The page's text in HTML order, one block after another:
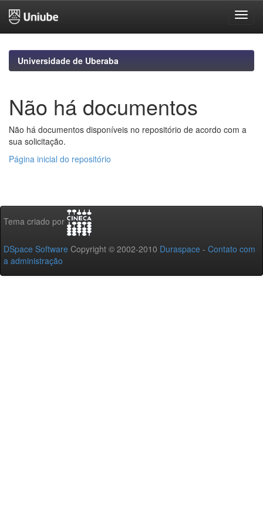
navigationUniversidade de Uberaba
Não há documentos
Não há documentos disponíveis no repositório de acordo com a
sua solicitação.
Página inicial do repositório
Tema criado por
DSpace Software Copyright © 2002-2010 Duraspace - Contato com
a administração